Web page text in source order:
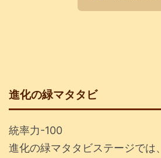
進化の緑マタタビ
統率力-100
進化の緑マタタビステージでは、